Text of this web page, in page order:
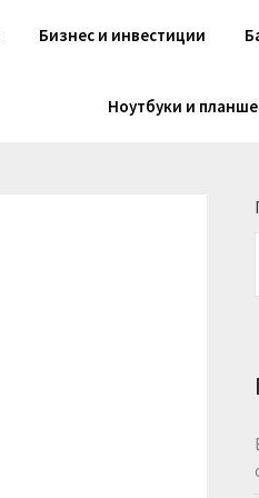
Бизнес и инвестиции
Ноутбуки и